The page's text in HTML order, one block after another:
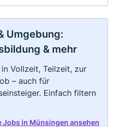
Umgebung:
& mehr
Vollzeit, Teilzeit, zur
– auch für
Einfach filtern
Jobs in Münsingen ansehen